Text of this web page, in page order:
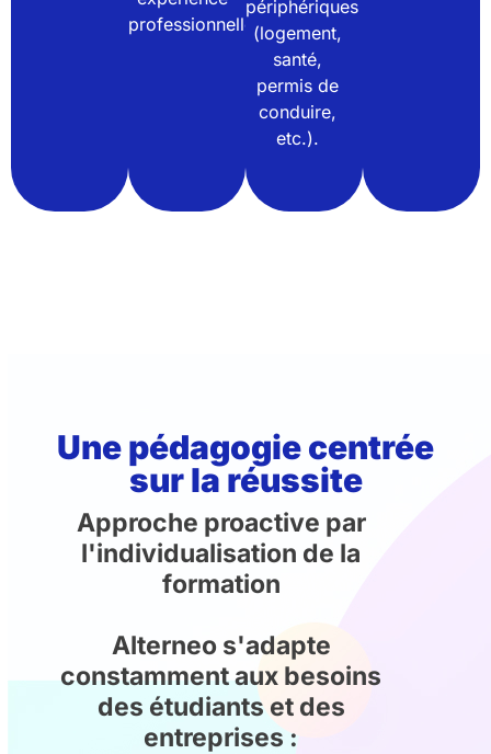
professionnelle.
périphériques
(logement,
santé,
permis de
conduire,
etc.).
Une pédagogie centrée
sur la réussite
Approche proactive par
l'individualisation de la
formation
Alterneo s'adapte
constamment aux besoins
des étudiants et des
entreprises :